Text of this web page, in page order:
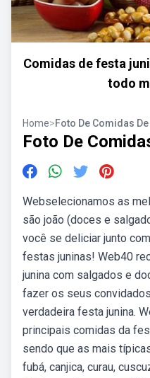
Comidas de festa
todo
Home>Foto De Comidas
Foto De
Webselecionamos as
são joão (doces e
você se deliciar junto
festas juninas! Web40
junina com salgados e
fazer os seus
verdadeira festa junina.
principais comidas da
sendo que as mais
fubá, canjica, curau,